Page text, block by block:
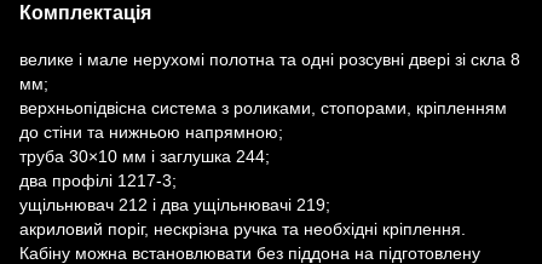
Комплектація
велике і мале нерухомі полотна та одні розсувні двері зі скла 8
мм;
верхньопідвісна система з роликами, стопорами, кріпленням
до стіни та нижньою напрямною;
труба 30×10 мм і заглушка 244;
два профілі 1217-3;
ущільнювач 212 і два ущільнювачі 219;
акриловий поріг, нескрізна ручка та необхідні кріплення.
Кабіну можна встановлювати без піддона на підготовлену